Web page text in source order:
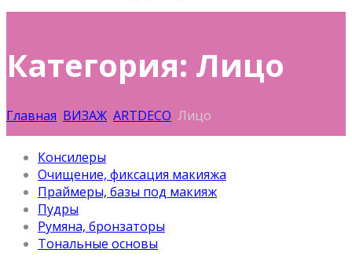
Категория: Лицо
Главная ВИЗАЖ ARTDECO Лицо
Консилеры
Очищение, фиксация макияжа
Праймеры, базы под макияж
Пудры
Румяна, бронзаторы
Тональные основы